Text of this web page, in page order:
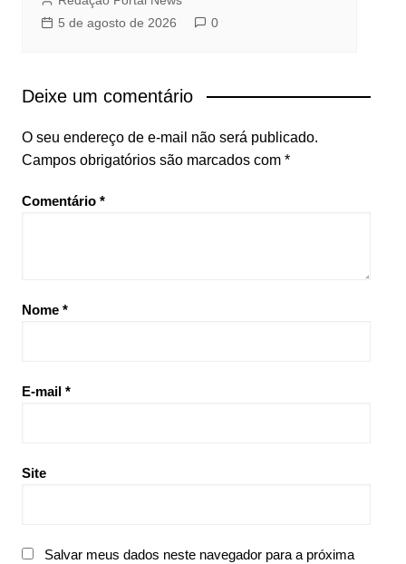
5 de agosto de 2026
0
Deixe um comentário
O seu endereço de e-mail não será publicado.
Campos obrigatórios são marcados com *
Comentário *
Nome *
E-mail *
Site
Salvar meus dados neste navegador para a próxima